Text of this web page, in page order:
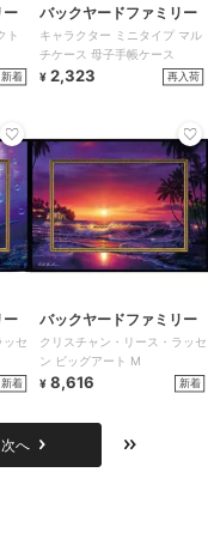
ー
ト
新着
バックヤードファミリー
キャラクター ミニタイプ マル
チケース 母子手帳ケース
¥ 2,323 再入荷
ー
ッセ
新着
バックヤードファミリー
クリスチャン・リース・ラッセ
ン ビッグアート M
¥ 8,616 新着
次へ